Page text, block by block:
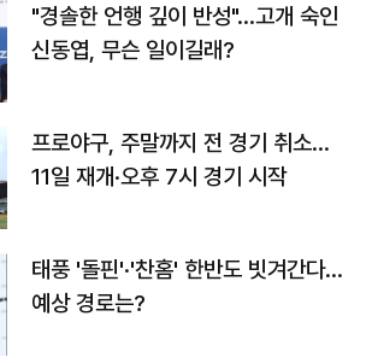
"경솔한 언행 깊이 반성"…고개 숙인
신동엽, 무슨 일이길래?
프로야구, 주말까지 전 경기 취소…
11일 재개·오후 7시 경기 시작
태풍 '돌핀'·'찬홈' 한반도 빗겨간다…
예상 경로는?